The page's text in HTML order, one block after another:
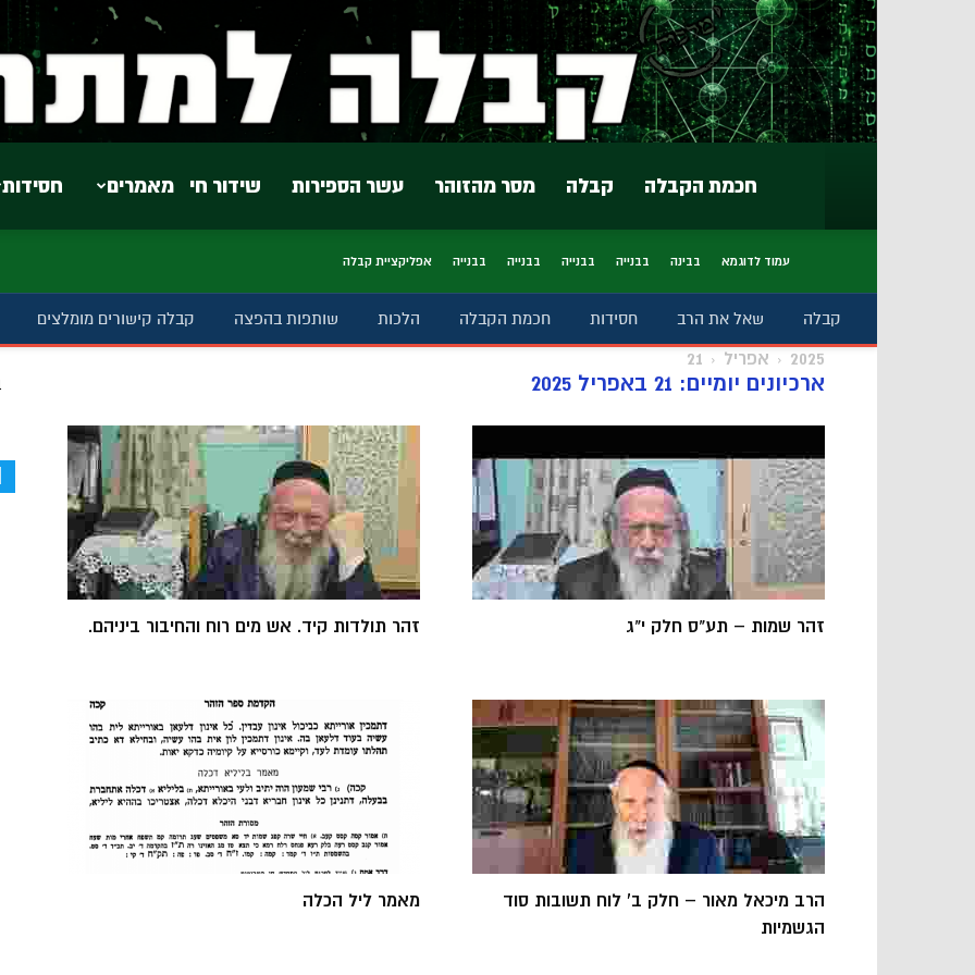
חסידות מאמרים שידור חי עשר הספירות מסר מהזוהר קבלה חכמת הקבלה
עמוד לדוגמא בבינה בבנייה בבנייה בבנייה בבנייה אפליקציית קבלה
קבלה שאל את הרב חסידות חכמת הקבלה הלכות שותפות בהפצה קבלה קישורים מומלצים
2025 אפריל 21
ארכיונים יומיים: 21 באפריל 2025
זהר תולדות קיד. אש מים רוח והחיבור ביניהם. זהר שמות – תע"ס חלק י"ג
מאמר ליל הכלה
הרב מיכאל מאור – חלק ב' לוח תשובות סוד
הגשמיות